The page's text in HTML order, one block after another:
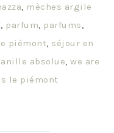
, mèches argile
, parfum, parfums,
piémont, séjour en
absolue,we are
le piémont